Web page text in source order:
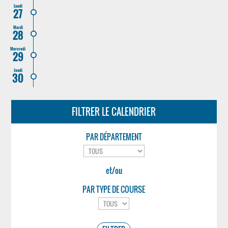
Lundi
27
Mardi
28
Mercredi
29
Jeudi
30
FILTRER LE CALENDRIER
PAR DÉPARTEMENT
et/ou
PAR TYPE DE COURSE